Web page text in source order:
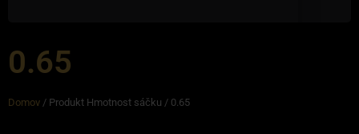
0.65
Domov / Produkt Hmotnost sáčku / 0.65